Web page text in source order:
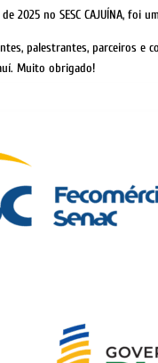
2025 no SESC CAJUÍNA,
palestrantes, parceiros
Muito obrigado!